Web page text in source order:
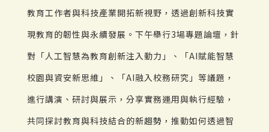
教育工作者與科技產業開拓新視野，透過創新科技實
現教育的韌性與永續發展。下午舉行3場專題論壇，針
對「人工智慧為教育創新注入動力」、「AI賦能智慧
校園與資安新思維」、「AI融入校務研究」等議題，
進行講演、研討與展示，分享實務運用與執行經驗，
共同探討教育與科技結合的新趨勢，推動如何透過智